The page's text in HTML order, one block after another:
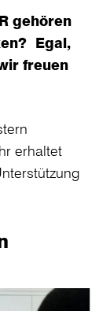
gehören
Egal,
freuen
erhaltet